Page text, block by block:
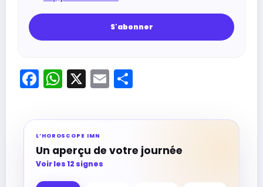
Facebook
WhatsApp
X Email
L’HOROSCOPE IMN
Un aperçu de votre journée
Voir les 12 signes